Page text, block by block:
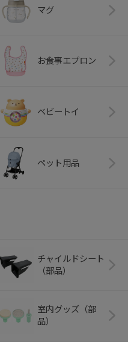
マグ
お食事エプロン
ベビートイ
ペット用品
チャイルドシート
（部品）
室内グッズ（部
品）